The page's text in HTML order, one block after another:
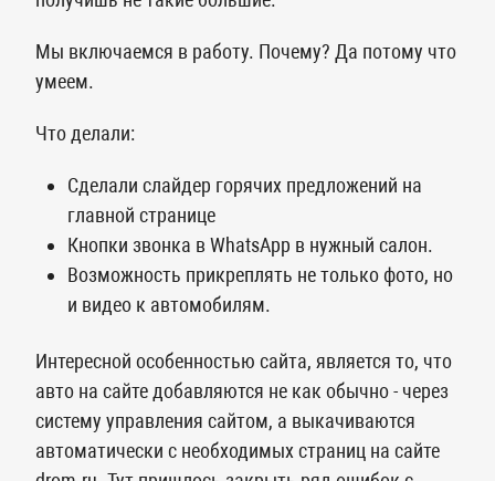
Мы включаемся в работу. Почему? Да потому что
умеем.
Что делали:
Сделали слайдер горячих предложений на
главной странице
Кнопки звонка в WhatsApp в нужный салон.
Возможность прикреплять не только фото, но
и видео к автомобилям.
Интересной особенностью сайта, является то, что
авто на сайте добавляются не как обычно - через
систему управления сайтом, а выкачиваются
автоматически с необходимых страниц на сайте